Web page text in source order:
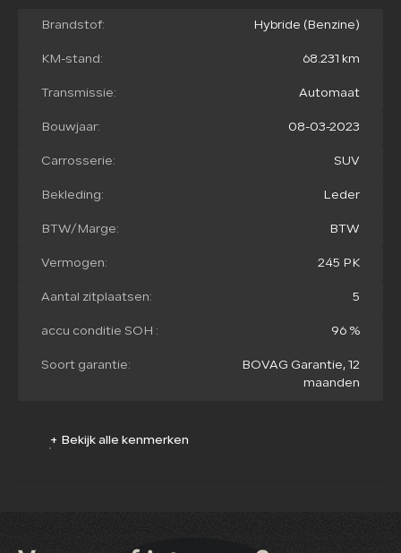
Brandstof: Hybride (Benzine)
KM-stand: 68.231 km
Transmissie: Automaat
Bouwjaar: 08-03-2023
Carrosserie: SUV
Bekleding: Leder
BTW/Marge: BTW
Vermogen: 245 PK
Aantal zitplaatsen: 5
accu conditie SOH : 96 %
Soort garantie:
BOVAG Garantie, 12
maanden
+ Bekijk alle kenmerken